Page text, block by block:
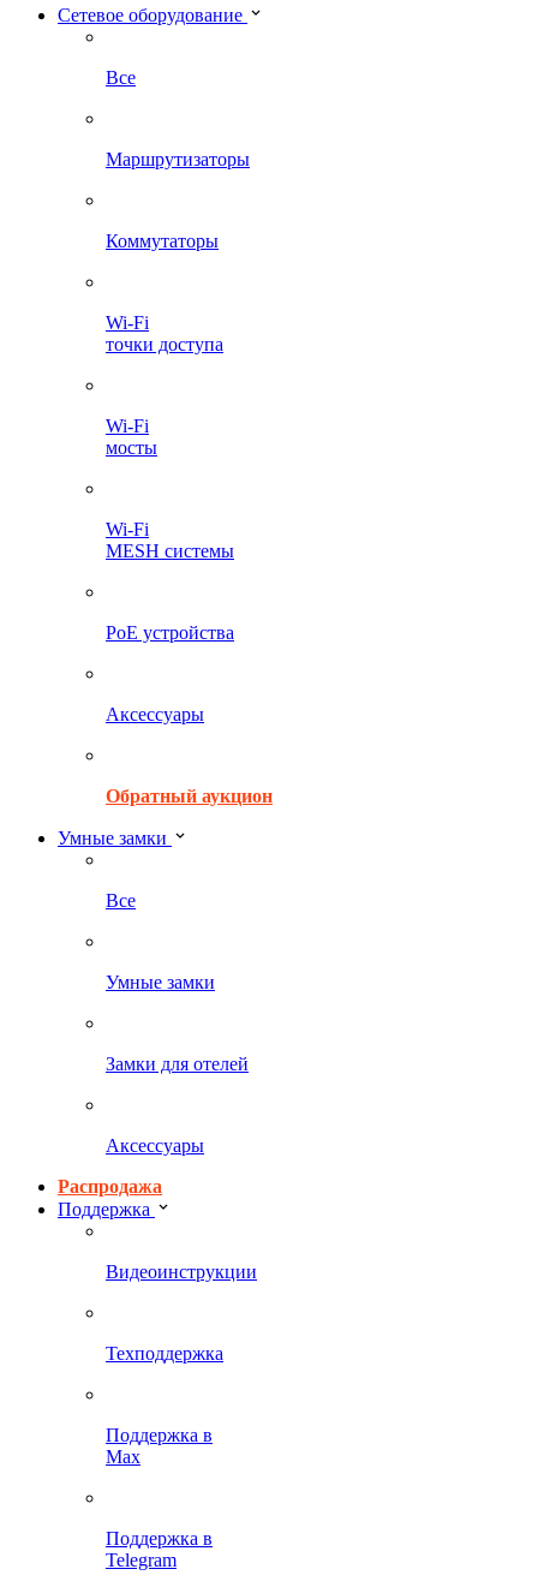
Сетевое оборудование
Все
Маршрутизаторы
Коммутаторы
Wi-Fi
точки доступа
Wi-Fi
мосты
Wi-Fi
MESH системы
PoE устройства
Аксессуары
Обратный аукцион
Умные замки
Все
Умные замки
Замки для отелей
Аксессуары
Распродажа
Поддержка
Видеоинструкции
Техподдержка
Поддержка в
Max
Поддержка в
Telegram